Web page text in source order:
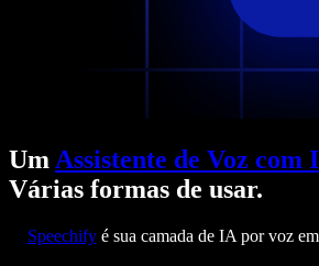
Um Assistente de Voz com
Várias formas de usar.
Speechifyé sua camada de IA por voz